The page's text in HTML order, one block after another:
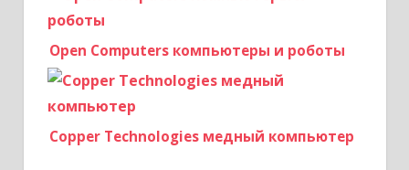
Open Computers компьютеры и роботы
Copper Technologies медный компьютер